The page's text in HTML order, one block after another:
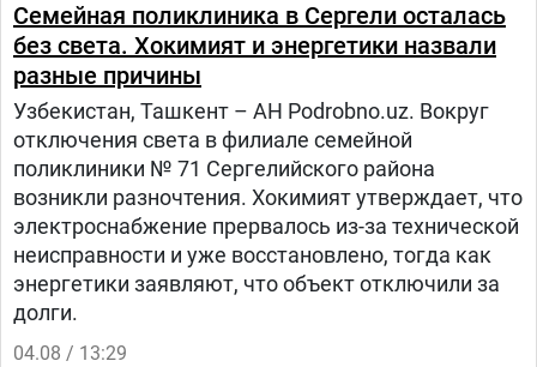
Семейная поликлиника в Сергели осталась
без света. Хокимият и энергетики назвали
разные причины
Узбекистан, Ташкент – АН Podrobno.uz. Вокруг
отключения света в филиале семейной
поликлиники № 71 Сергелийского района
возникли разночтения. Хокимият утверждает, что
электроснабжение прервалось из-за технической
неисправности и уже восстановлено, тогда как
энергетики заявляют, что объект отключили за
долги.
04.08 / 13:29